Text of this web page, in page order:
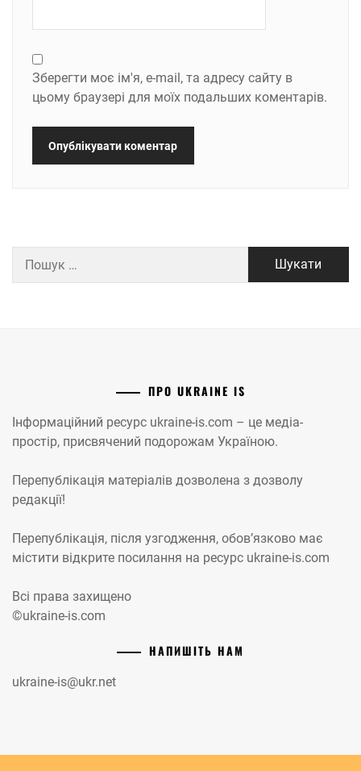
Зберегти моє ім'я, e-mail, та адресу сайту в
цьому браузері для моїх подальших коментарів.
ПРО UKRAINE IS
Інформаційний ресурс ukraine-is.com – це медіа-
простір, присвячений подорожам Україною.
Перепублікація матеріалів дозволена з дозволу
редакції!
Перепублікація, після узгодження, обов’язково має
містити відкрите посилання на ресурс ukraine-is.com
Всі права захищено
©ukraine-is.com
НАПИШІТЬ НАМ
ukraine-is@ukr.net